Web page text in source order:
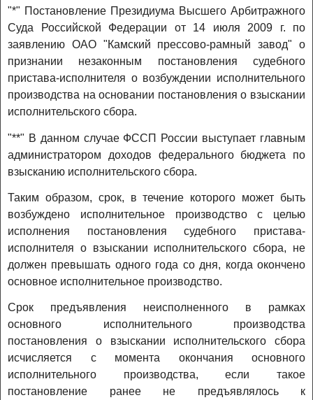
"*" Постановление Президиума Высшего Арбитражного
Суда Российской Федерации от 14 июля 2009 г. по
заявлению ОАО "Камский прессово-рамный завод" о
признании незаконным постановления судебного
пристава-исполнителя о возбуждении исполнительного
производства на основании постановления о взыскании
исполнительского сбора.
"**" В данном случае ФССП России выступает главным
администратором доходов федерального бюджета по
взысканию исполнительского сбора.
Таким образом, срок, в течение которого может быть
возбуждено исполнительное производство с целью
исполнения постановления судебного пристава-
исполнителя о взыскании исполнительского сбора, не
должен превышать одного года со дня, когда окончено
основное исполнительное производство.
Срок предъявления неисполненного в рамках
основного исполнительного производства
постановления о взыскании исполнительского сбора
исчисляется с момента окончания основного
исполнительного производства, если такое
постановление ранее не предъявлялось к